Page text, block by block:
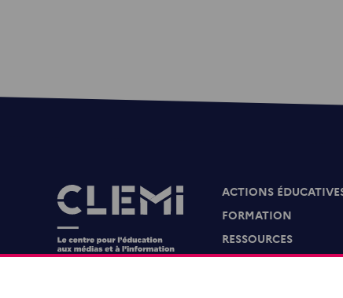
Images
ACTIONS
FORMATION
RESSOURCES